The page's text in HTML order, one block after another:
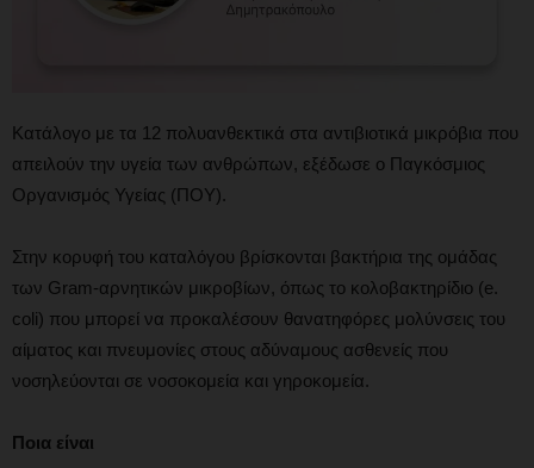
Κατάλογο με τα 12 πολυανθεκτικά στα αντιβιοτικά μικρόβια που
απειλούν την υγεία των ανθρώπων, εξέδωσε ο Παγκόσμιος
Οργανισμός Υγείας (ΠΟΥ).
Στην κορυφή του καταλόγου βρίσκονται βακτήρια της ομάδας
των Gram-αρνητικών μικροβίων, όπως το κολοβακτηρίδιο (e.
coli) που μπορεί να προκαλέσουν θανατηφόρες μολύνσεις του
αίματος και πνευμονίες στους αδύναμους ασθενείς που
νοσηλεύονται σε νοσοκομεία και γηροκομεία.
Ποια είναι